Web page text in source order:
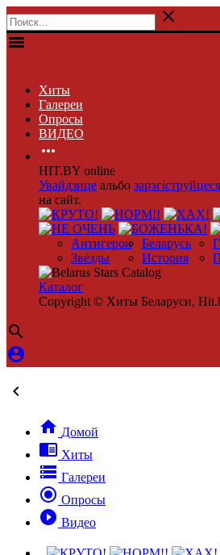

menu
Хиты
Галереи
Опросы
ВИДЕО

HIT.BY online
Увайдзице альбо зарэгіструйцеся
на сайт.
Антигерои Беларусь
Звёзды
История
Каталог
Copyright © Хиты Беларуси,



 Домой
 Хиты
 Галереи
 Опросы
 Видео